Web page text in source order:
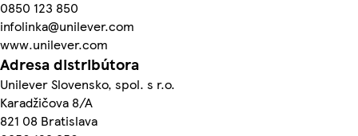
0850 123 850
infolinka@unilever.com
www.unilever.com
Adresa distribútora
Unilever Slovensko, spol. s r.o.
Karadžičova 8/A
821 08 Bratislava